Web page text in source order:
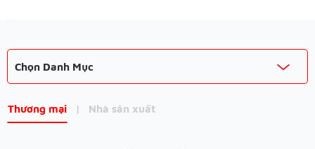
Chọn Danh Mục
Thương mại | Nhà sản xuất